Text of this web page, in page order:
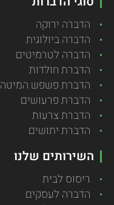
הדברה ירוקה
הדברה ביולוגית
הדברה לטרמיטים
הדברת חולדות
הדברת פשפש המיטה
הדברת פרעושים
הדברת צרעות
הדברת יתושים
השירותים שלנו
ריסוס לבית
הדברה לעסקים